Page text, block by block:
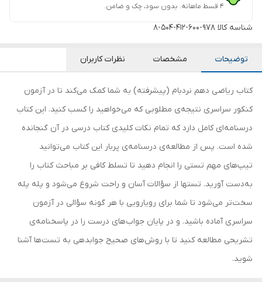
۴ قسط ماهانه. بدون سود، چک و ضامن.
شناسه کالا 978-600-412-504-8
توضیحات مشخصات نظرات کاربران
کتاب ریاضی دهم نردبام (پیشرفته) به شما کمک می‌کند تا در آزمون
کنکور سراسری نتیجه‌ی مطلوبی که می‌خواهید را کسب کنید. این کتاب
درسنامه‌ای کامل دارد که تمام نکات کلیدی کتاب درسی در آن گنجانده
شده است. پس از مطالعه‌ی درسنامه‌ی پربار این کتاب می‌توانید
تیپ‌های مهم تستی را انجام دهید تا تسلط کافی بر مباحث کتاب را
به‌دست آورید. تست‎ها از سؤالات آسان و راحت شروع می‌شود و پله پله
سخت‌تر می‌شود تا شما برای رویارویی با هر گونه سؤالی در آزمون
سراسری آماده باشید. و در پایان جواب‌های درست را در پاسخنامه‌ی
تشریحی مطالعه کنید تا با روش‌های صحیح جوابدهی به تست‌ها آشنا
شوید.